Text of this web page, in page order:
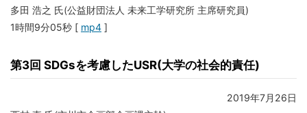
多田 浩之 氏(公益財団法人 未来工学研究所 主席研究員)
1時間9分05秒 [ mp4 ]
第3回 SDGsを考慮したUSR(大学の社会的責任)
2019年7月26日